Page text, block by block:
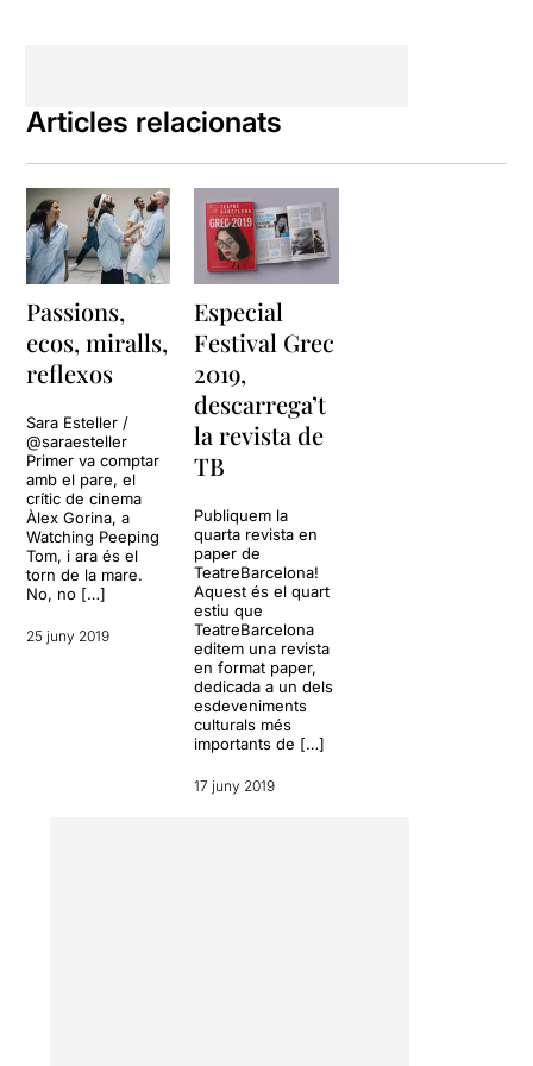
l’expliqueu.
Articles relacionats
Passions,
ecos, miralls,
reflexos
Sara Esteller /
@saraesteller
Primer va comptar
amb el pare, el
crític de cinema
Àlex Gorina, a
Watching Peeping
Tom, i ara és el
torn de la mare.
No, no […]
25 juny 2019
Especial
Festival Grec
2019,
descarrega’t
la revista de
TB
Publiquem la
quarta revista en
paper de
TeatreBarcelona!
Aquest és el quart
estiu que
TeatreBarcelona
editem una revista
en format paper,
dedicada a un dels
esdeveniments
culturals més
importants de […]
17 juny 2019